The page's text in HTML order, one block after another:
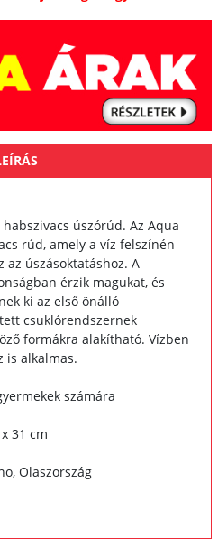
úszórúd. Az Aqua
rúd, amely a víz felszínén
az úszásoktatáshoz. A
érzik magukat, és
ki az első önálló
csuklórendszernek
formákra alakítható. Vízben
is alkalmas.
számára
31 cm
Olaszország